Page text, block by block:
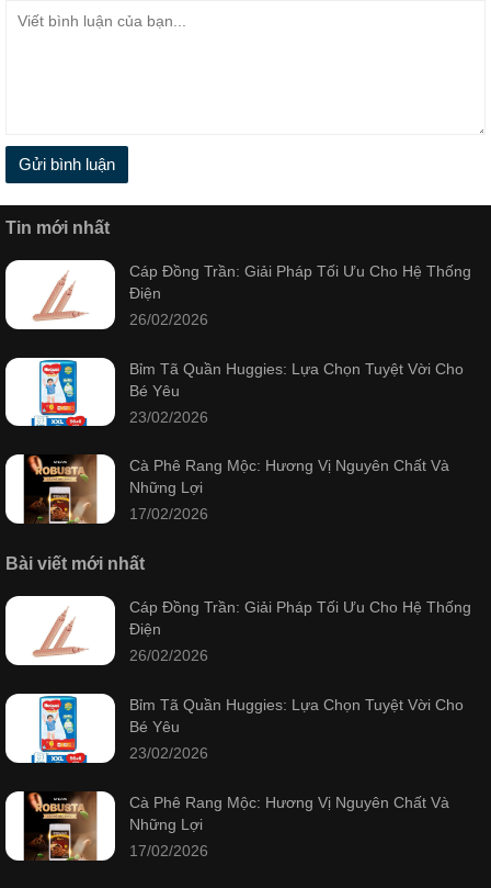
Gửi bình luận
Tin mới nhất
Cáp Đồng Trần: Giải Pháp Tối Ưu Cho Hệ Thống
Điện
26/02/2026
Bỉm Tã Quần Huggies: Lựa Chọn Tuyệt Vời Cho
Bé Yêu
23/02/2026
Cà Phê Rang Mộc: Hương Vị Nguyên Chất Và
Những Lợi
17/02/2026
Bài viết mới nhất
Cáp Đồng Trần: Giải Pháp Tối Ưu Cho Hệ Thống
Điện
26/02/2026
Bỉm Tã Quần Huggies: Lựa Chọn Tuyệt Vời Cho
Bé Yêu
23/02/2026
Cà Phê Rang Mộc: Hương Vị Nguyên Chất Và
Những Lợi
17/02/2026